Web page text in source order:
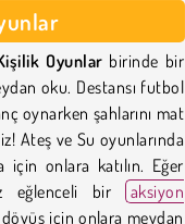
Oyunlar birinde bir
oku. Destansı futbol
oynarken şahlarını mat
Ateş ve Su oyunlarında
onlara katılın. Eğer
eğlenceli bir
aksiyon
için onlara meydan